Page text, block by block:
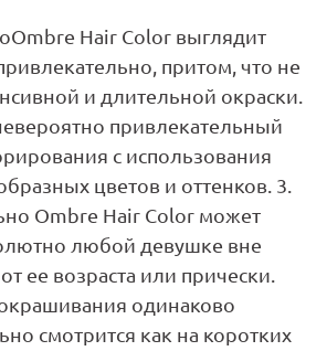
Hair Color выглядит
притом, что не
и длительной окраски.
привлекательный
с использования
цветов и оттенков. 3.
Ombre Hair Color может
любой девушке вне
ее возраста или прически.
одинаково
смотрится как на коротких